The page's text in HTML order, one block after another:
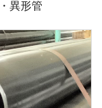
異形管